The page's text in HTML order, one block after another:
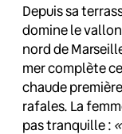
Depuis sa
domine le
nord de
mer complète
chaude
rafales. La
pas tranquille :